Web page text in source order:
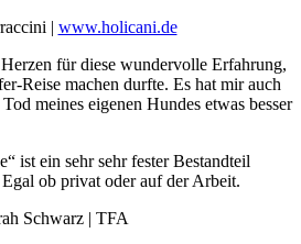
| www.holicani.de
für diese wundervolle Erfahrung,
Reise machen durfte. Es hat mir auch
meines eigenen Hundes etwas besser
ist ein sehr sehr fester Bestandteil
ob privat oder auf der Arbeit.
Schwarz | TFA